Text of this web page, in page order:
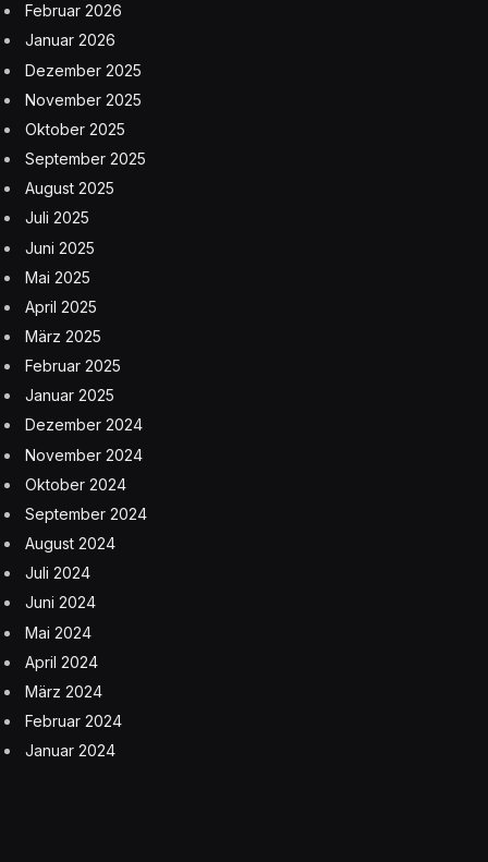
Februar 2026
Januar 2026
Dezember 2025
November 2025
Oktober 2025
September 2025
August 2025
Juli 2025
Juni 2025
Mai 2025
April 2025
März 2025
Februar 2025
Januar 2025
Dezember 2024
November 2024
Oktober 2024
September 2024
August 2024
Juli 2024
Juni 2024
Mai 2024
April 2024
März 2024
Februar 2024
Januar 2024